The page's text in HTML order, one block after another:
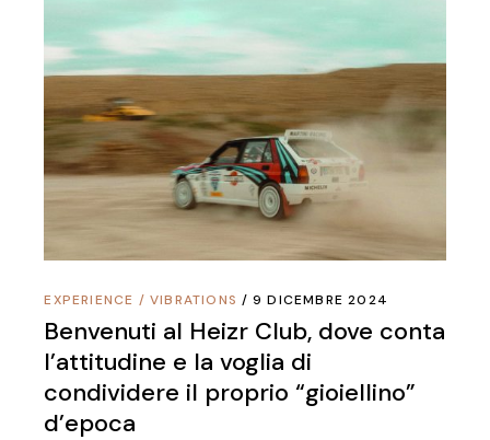
EXPERIENCE / VIBRATIONS 9 DICEMBRE 2024
Benvenuti al Heizr Club, dove conta
l’attitudine e la voglia di
condividere il proprio “gioiellino”
d’epoca